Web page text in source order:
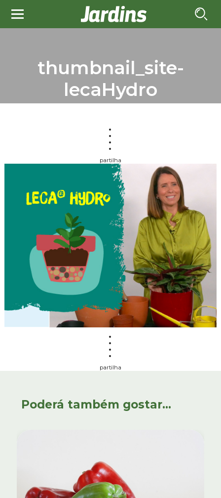
thumbnail_site-
lecaHydro
partilha
partilha
Poderá também gostar...